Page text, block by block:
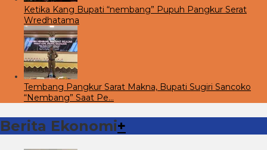
Ketika Kang Bupati “nembang” Pupuh Pangkur Serat
Wredhatama
Tembang Pangkur Sarat Makna, Bupati Sugiri Sancoko
“Nembang” Saat Pe…
Berita Ekonomi+